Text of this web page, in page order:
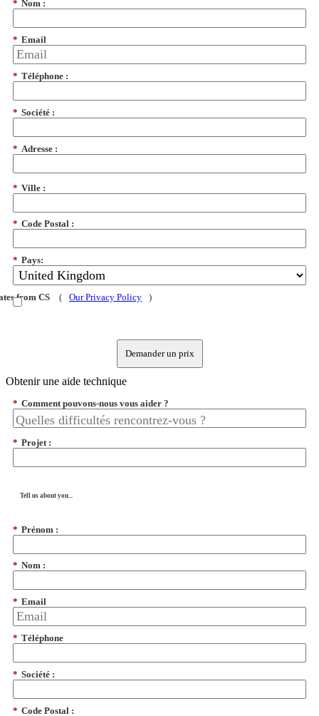
* Nom :
* Email
* Téléphone :
* Société :
* Adresse :
* Ville :
* Code Postal :
* Pays:
from CS ( Our Privacy Policy )
Demander un prix
Obtenir une aide technique
* Comment pouvons-nous vous aider ?
* Projet :
Tell us about you...
* Prénom :
* Nom :
* Email
* Téléphone
* Société :
* Code Postal :